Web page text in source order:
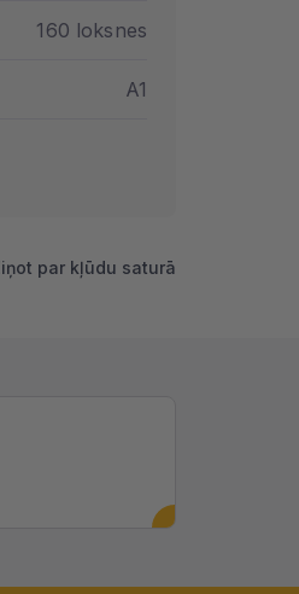
160 loksnes
A1
par kļūdu saturā